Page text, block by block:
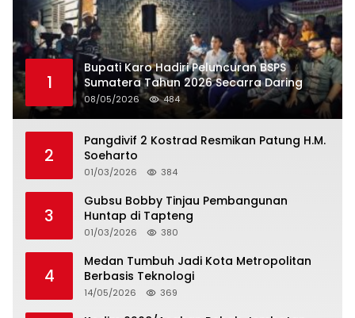
1
Bupati Karo Hadiri Peluncuran BSPS
Sumatera Tahun 2026 Secarra Daring
08/05/2026 484
2
Pangdivif 2 Kostrad Resmikan Patung H.M.
Soeharto
01/03/2026 384
3
Gubsu Bobby Tinjau Pembangunan
Huntap di Tapteng
01/03/2026 380
4
Medan Tumbuh Jadi Kota Metropolitan
Berbasis Teknologi
14/05/2026 369